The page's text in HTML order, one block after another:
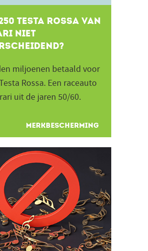
Testa Rossa van
niet
miljoenen betaald voor
Rossa. Een raceauto
uit de jaren 50/60.
vakman kunst uit...
MERKBESCHERMING